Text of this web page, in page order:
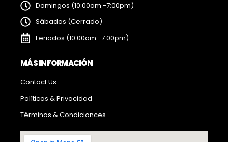
Domingos (10:00am -7:00pm)
Sábados (Cerrado)
Feriados (10:00am -7:00pm)
MÁS INFORMACIÓN
Contact Us
Políticas & Privacidad
Términos & Condicionces